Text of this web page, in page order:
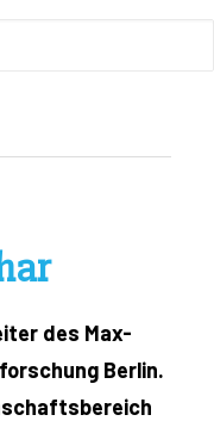
des Max-
Berlin.